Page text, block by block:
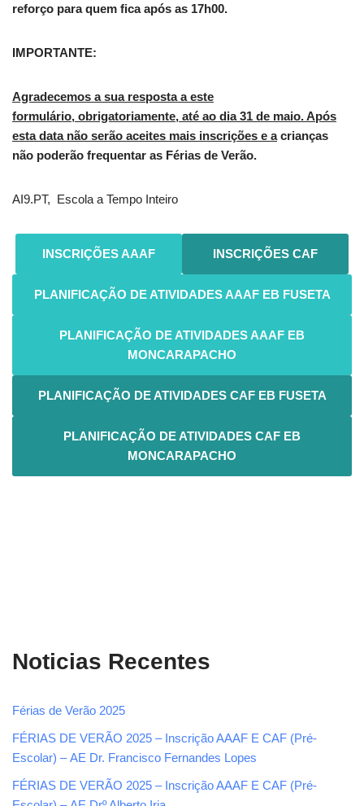
reforço para quem fica após as 17h00.
IMPORTANTE:
Agradecemos a sua resposta a este
formulário, obrigatoriamente, até ao dia 31 de maio. Após
esta data não serão aceites mais inscrições e a crianças
não poderão frequentar as Férias de Verão.
AI9.PT, Escola a Tempo Inteiro
INSCRIÇÕES AAAF INSCRIÇÕES CAF
PLANIFICAÇÃO DE ATIVIDADES AAAF EB FUSETA
PLANIFICAÇÃO DE ATIVIDADES AAAF EB
MONCARAPACHO
PLANIFICAÇÃO DE ATIVIDADES CAF EB FUSETA
PLANIFICAÇÃO DE ATIVIDADES CAF EB
MONCARAPACHO
Noticias Recentes
Férias de Verão 2025
FÉRIAS DE VERÃO 2025 – Inscrição AAAF E CAF (Pré-
Escolar) – AE Dr. Francisco Fernandes Lopes
FÉRIAS DE VERÃO 2025 – Inscrição AAAF E CAF (Pré-